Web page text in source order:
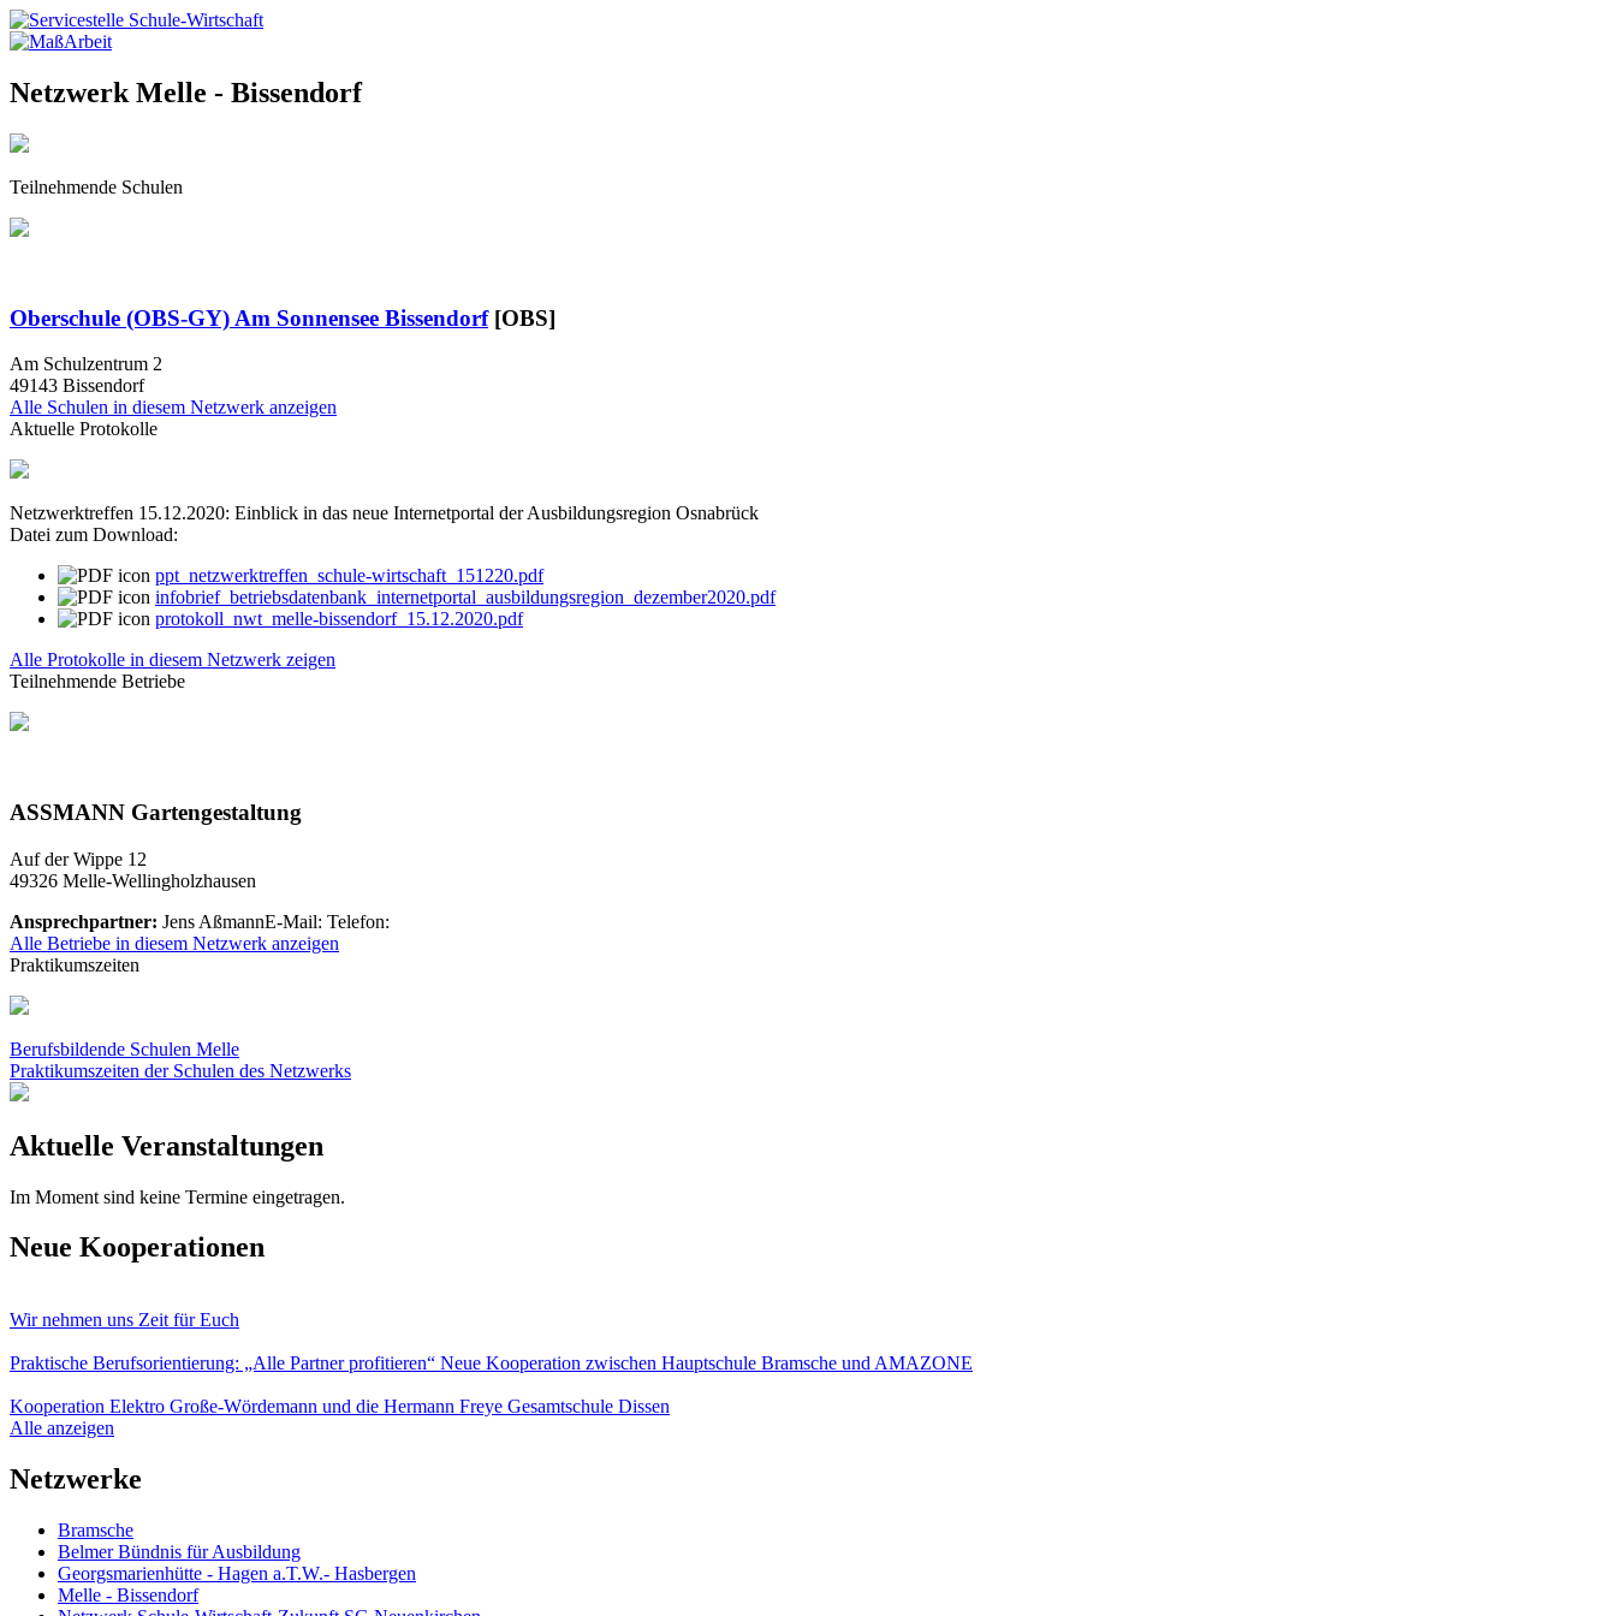
Netzwerk Melle - Bissendorf
Teilnehmende Schulen
Oberschule (OBS-GY) Am Sonnensee Bissendorf [OBS]
Am Schulzentrum 2
49143 Bissendorf
Alle Schulen in diesem Netzwerk anzeigen
Aktuelle Protokolle
Netzwerktreffen 15.12.2020: Einblick in das neue Internetportal der Ausbildungsregion Osnabrück
Datei zum Download:
ppt_netzwerktreffen_schule-wirtschaft_151220.pdf
infobrief_betriebsdatenbank_internetportal_ausbildungsregion_dezember2020.pdf
protokoll_nwt_melle-bissendorf_15.12.2020.pdf
Alle Protokolle in diesem Netzwerk zeigen
Teilnehmende Betriebe
ASSMANN Gartengestaltung
Auf der Wippe 12
49326 Melle-Wellingholzhausen
Ansprechpartner: Jens AßmannE-Mail: Telefon:
Alle Betriebe in diesem Netzwerk anzeigen
Praktikumszeiten
Berufsbildende Schulen Melle
Praktikumszeiten der Schulen des Netzwerks
Aktuelle Veranstaltungen
Im Moment sind keine Termine eingetragen.
Neue Kooperationen
Wir nehmen uns Zeit für Euch
Praktische Berufsorientierung: „Alle Partner profitieren“ Neue Kooperation zwischen Hauptschule Bramsche und AMAZONE
Kooperation Elektro Große-Wördemann und die Hermann Freye Gesamtschule Dissen
Alle anzeigen
Netzwerke
Bramsche
Belmer Bündnis für Ausbildung
Georgsmarienhütte - Hagen a.T.W.- Hasbergen
Melle - Bissendorf